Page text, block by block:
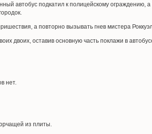
автобус подкатил к полицейскому
а повторно вызывать гнев мистера
двоих, оставив основную часть поклажи в
нет.
из плиты.